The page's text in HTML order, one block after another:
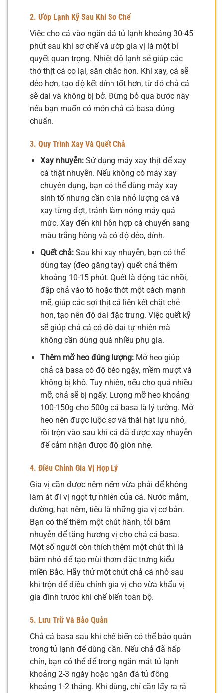
2. Ướp Lạnh Kỹ Sau Khi Sơ Chế
Việc cho cá vào ngăn đá tủ lạnh khoảng 30-45
phút sau khi sơ chế và ướp gia vị là một bí
quyết quan trọng. Nhiệt độ lạnh sẽ giúp các
thớ thịt cá co lại, săn chắc hơn. Khi xay, cá sẽ
dẻo hơn, tạo độ kết dính tốt hơn, từ đó chả cá
sẽ dai và không bị bở. Đừng bỏ qua bước này
nếu bạn muốn có món chả cá basa đúng
chuẩn.
3. Quy Trình Xay Và Quết Chả
Xay nhuyễn:Sử dụng máy xay thịt để xay
cá thật nhuyễn. Nếu không có máy xay
chuyên dụng, bạn có thể dùng máy xay
sinh tố nhưng cần chia nhỏ lượng cá và
xay từng đợt, tránh làm nóng máy quá
mức. Xay đến khi hỗn hợp cá chuyển sang
màu trắng hồng và có độ dẻo, dính.
Quết chả:Sau khi xay nhuyễn, bạn có thể
dùng tay (đeo găng tay) quết chả thêm
khoảng 10-15 phút. Quết là động tác nhồi,
đập chả vào tô hoặc thớt một cách mạnh
mẽ, giúp các sợi thịt cá liên kết chặt chẽ
hơn, tạo nên độ dai đặc trưng. Việc quết kỹ
sẽ giúp chả cá có độ dai tự nhiên mà
không cần dùng quá nhiều phụ gia.
Thêm mỡ heo đúng lượng:Mỡ heo giúp
chả cá basa có độ béo ngậy, mềm mượt và
không bị khô. Tuy nhiên, nếu cho quá nhiều
mỡ, chả sẽ bị ngấy. Lượng mỡ heo khoảng
100-150g cho 500g cá basa là lý tưởng. Mỡ
heo nên được luộc sơ và thái hạt lựu nhỏ,
rồi trộn vào sau khi cá đã được xay nhuyễn
để cảm nhận được độ giòn nhẹ.
4. Điều Chỉnh Gia Vị Hợp Lý
Gia vị cần được nêm nếm vừa phải để không
làm át đi vị ngọt tự nhiên của cá. Nước mắm,
đường, hạt nêm, tiêu là những gia vị cơ bản.
Bạn có thể thêm một chút hành, tỏi băm
nhuyễn để tăng hương vị cho chả cá basa.
Một số người còn thích thêm một chút thì là
băm nhỏ để tạo mùi thơm đặc trưng kiểu
miền Bắc. Hãy thử một chút chả cá nhỏ sau
khi trộn để điều chỉnh gia vị cho vừa khẩu vị
gia đình trước khi chế biến toàn bộ.
5. Lưu Trữ Và Bảo Quản
Chả cá basa sau khi chế biến có thể bảo quản
trong tủ lạnh để dùng dần. Nếu chả đã hấp
chín, bạn có thể để trong ngăn mát tủ lạnh
khoảng 2-3 ngày hoặc ngăn đá tủ đông
khoảng 1-2 tháng. Khi dùng, chỉ cần lấy ra rã